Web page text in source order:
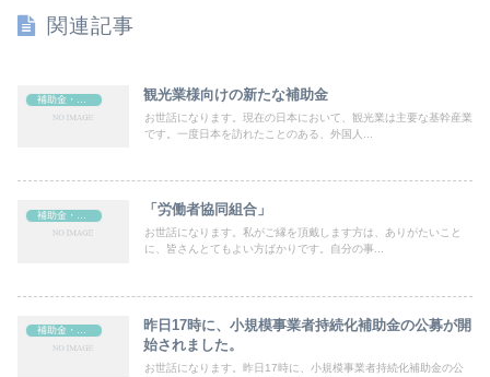
関連記事
観光業様向けの新たな補助金
お世話になります。現在の日本において、観光業は主要な基幹産業
です。一度日本を訪れたことのある、外国人...
「労働者協同組合」
お世話になります。私がご縁を頂戴します方は、ありがたいこと
に、皆さんとてもよい方ばかりです。自分の事...
補助金・助成金
昨日17時に、小規模事業者持続化補助金の公募が開
始されました。
お世話になります。昨日17時に、小規模事業者持続化補助金の公